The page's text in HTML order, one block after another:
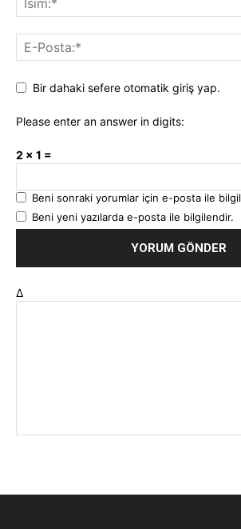
Bir dahaki sefere otomatik giriş yap.
Please enter an answer in digits:
2 × 1 =
Beni sonraki yorumlar için e-posta ile
Beni yeni yazılarda e-posta ile bilgilendir.
Δ